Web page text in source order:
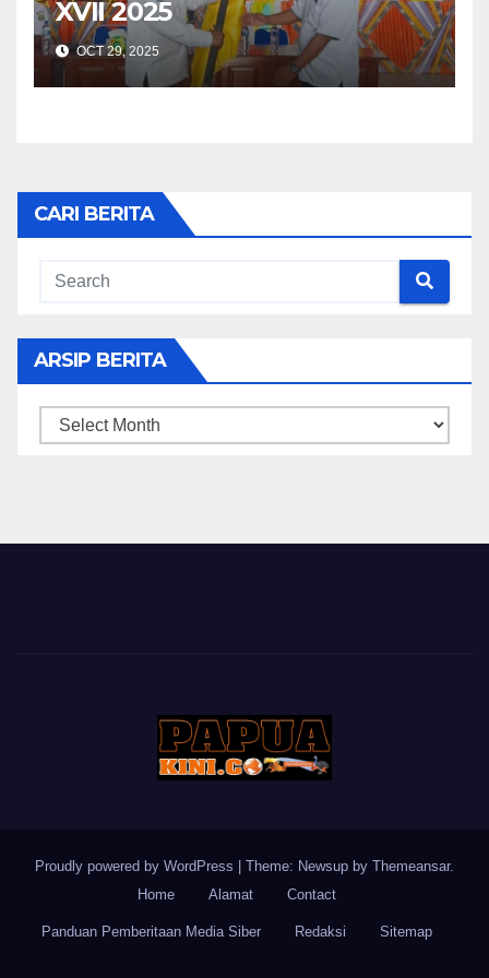
XVII 2025
OCT 29, 2025
CARI BERITA
ARSIP BERITA
ARSIP
Proudly powered by WordPress Theme: Newsup by Themeansar.
Home
Alamat Contact
Panduan Pemberitaan Media Siber Redaksi Sitemap